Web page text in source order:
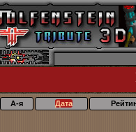
А-я Дата